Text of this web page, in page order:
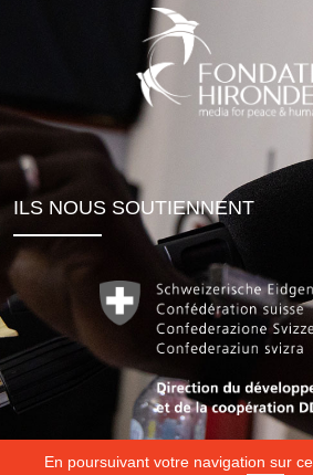
En poursuivant votre navigation sur
ILS NOUS SOUTIENNENT